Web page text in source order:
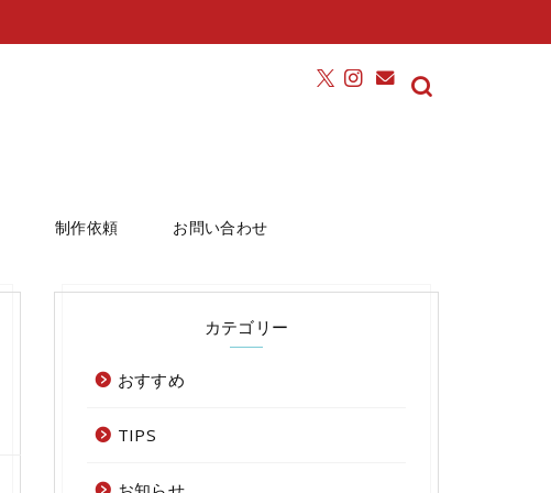
制作依頼 お問い合わせ
カテゴリー
おすすめ
TIPS